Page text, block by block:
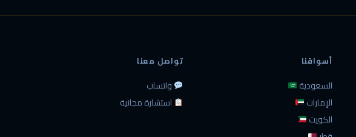
أسواقنا
السعودية
الإمارات
الكويت
تواصل معنا
واتساب
استشارة مجانية